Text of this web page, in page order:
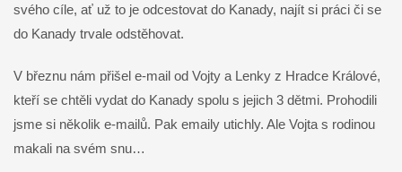
svého cíle, ať už to je odcestovat do Kanady, najít si práci či se
do Kanady trvale odstěhovat.
V březnu nám přišel e-mail od Vojty a Lenky z Hradce Králové,
kteří se chtěli vydat do Kanady spolu s jejich 3 dětmi. Prohodili
jsme si několik e-mailů. Pak emaily utichly. Ale Vojta s rodinou
makali na svém snu…